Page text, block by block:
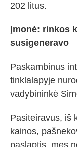
202 litus.
Įmonė: rinkos
susigeneravo
Paskambinus
tinklalapyje
vadybininkė
Pasiteiravus, iš
kainos,
paslaptis, mes